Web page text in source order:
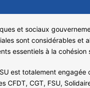
et sociaux
sont considérables et
essentiels à la cohésion
est totalement
CFDT, CGT, FSU,